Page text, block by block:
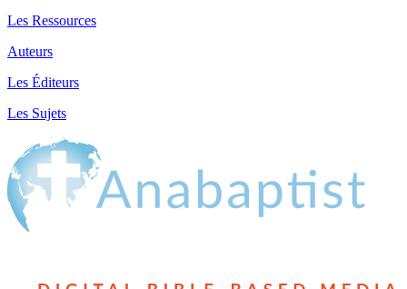
Les Ressources
Auteurs
Les Éditeurs
Les Sujets